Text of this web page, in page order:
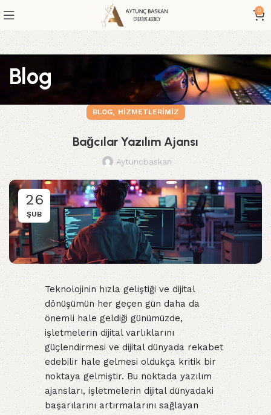
0
Blog
BLOG, HIZMETLERIMIZ
Bağcılar Yazılım Ajansı
Aytuncbaskan
26
ŞUB
Teknolojinin hızla geliştiği ve dijital
dönüşümün her geçen gün daha da
önemli hale geldiği günümüzde,
işletmelerin dijital varlıklarını
güçlendirmesi ve dijital dünyada rekabet
edebilir hale gelmesi oldukça kritik bir
noktaya gelmiştir. Bu noktada yazılım
ajansları, işletmelerin dijital dünyadaki
başarılarını artırmalarını sağlayan